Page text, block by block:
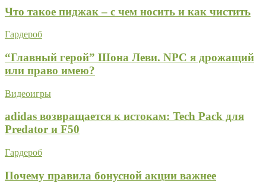
Что такое пиджак – с чем носить и как чистить
Гардероб
“Главный герой” Шона Леви. NPC я дрожащий
или право имею?
Видеоигры
adidas возвращается к истокам: Tech Pack для
Predator и F50
Гардероб
Почему правила бонусной акции важнее